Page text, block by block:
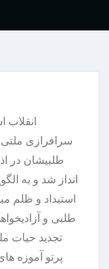
انقلاب
سرافرازی
طلبیشان در
انداز شد و به
استبداد و ظلم
طلبی و
تجدید حیات
پرتو آموزه